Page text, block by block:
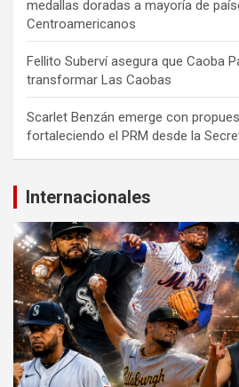
medallas doradas a mayoría de
Centroamericanos
Fellito Suberví asegura que Caoba
transformar Las Caobas
Scarlet Benzán emerge con
fortaleciendo el PRM desde la
Internacionales